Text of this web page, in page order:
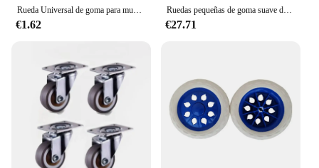
Rueda Universal de goma para muebles, rueda silenciosa para plataforma, carrito, mesa, silla, sofá, accesorios de Hardware para el hogar, 0,5/0,8 pulgadas
€1.62
Ruedas pequeñas de goma suave de perfil bajo, rueda giratoria silenciosa y rígida para cajón de carro, 0,5 pulgadas
€27.71